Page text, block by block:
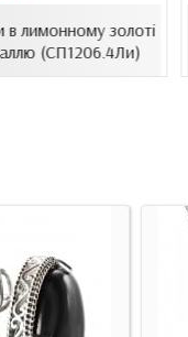
в лимонному золоті
(СП1206.4Ли)